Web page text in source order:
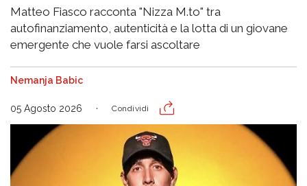
Matteo Fiasco racconta "Nizza M.to" tra
autofinanziamento, autenticità e la lotta di un giovane
emergente che vuole farsi ascoltare
Nemanja Babic
05 Agosto 2026 Condividi